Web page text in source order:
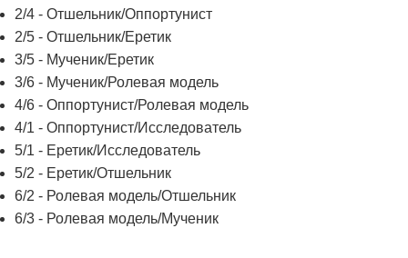
2/4 - Отшельник/Оппортунист
2/5 - Отшельник/Еретик
3/5 - Мученик/Еретик
3/6 - Мученик/Ролевая модель
4/6 - Оппортунист/Ролевая модель
4/1 - Оппортунист/Исследователь
5/1 - Еретик/Исследователь
5/2 - Еретик/Отшельник
6/2 - Ролевая модель/Отшельник
6/3 - Ролевая модель/Мученик